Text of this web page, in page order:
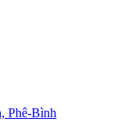
Phê-Bình